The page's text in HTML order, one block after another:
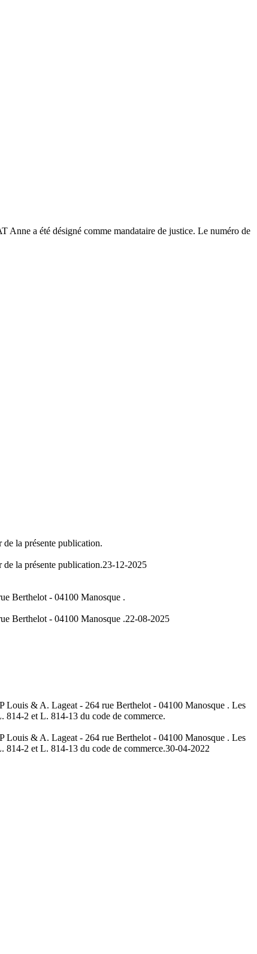
a été désigné comme mandataire de justice. Le numéro de
de la présente publication.
de la présente publication.23-12-2025
Berthelot - 04100 Manosque .
Berthelot - 04100 Manosque .22-08-2025
Louis & A. Lageat - 264 rue Berthelot - 04100 Manosque . Les
814-2 et L. 814-13 du code de commerce.
Louis & A. Lageat - 264 rue Berthelot - 04100 Manosque . Les
814-2 et L. 814-13 du code de commerce.30-04-2022